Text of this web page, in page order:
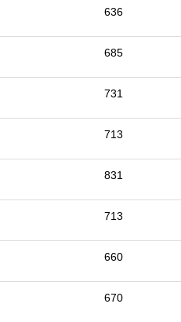
636
685
731
713
831
713
660
670